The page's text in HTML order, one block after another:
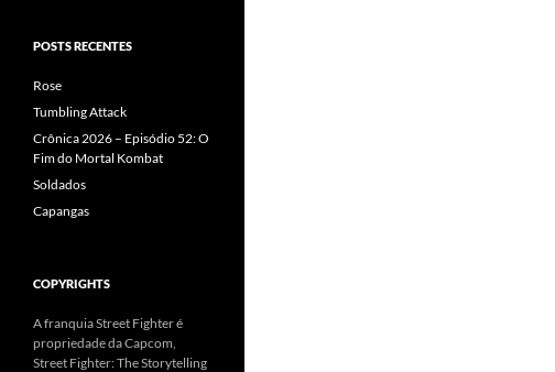
POSTS RECENTES
Rose
Tumbling Attack
Crônica 2026 – Episódio 52: O
Fim do Mortal Kombat
Soldados
Capangas
COPYRIGHTS
A franquia Street Fighter é
propriedade da Capcom,
Street Fighter: The Storytelling